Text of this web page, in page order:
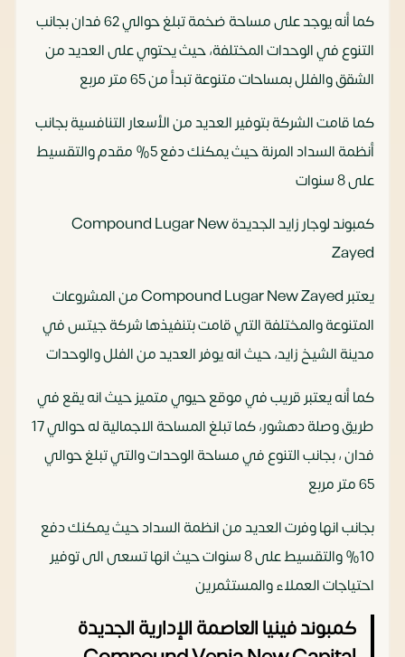
كما أنه يوجد على مساحة ضخمة تبلغ حوالي 62 فدان بجانب
التنوع في الوحدات المختلفة، حيث يحتوي على العديد من
الشقق والفلل بمساحات متنوعة تبدأ من 65 متر مربع
كما قامت الشركة بتوفير العديد من الأسعار التنافسية بجانب
أنظمة السداد المرنة حيث يمكنك دفع 5% مقدم والتقسيط
على 8 سنوات
كمبوند لوجار زايد الجديدة Compound Lugar New
Zayed
يعتبر Compound Lugar New Zayed من المشروعات
المتنوعة والمختلفة التي قامت بتنفيذها شركة جيتس في
مدينة الشيخ زايد، حيث انه يوفر العديد من الفلل والوحدات
كما أنه يعتبر قريب في موقع حيوي متميز حيث انه يقع في
طريق وصلة دهشور، كما تبلغ المساحة الاجمالية له حوالي 17
فدان ، بجانب التنوع في مساحة الوحدات والتي تبلغ حوالي
65 متر مربع
بجانب انها وفرت العديد من انظمة السداد حيث يمكنك دفع
10% والتقسيط على 8 سنوات حيث انها تسعى الى توفير
احتياجات العملاء والمستثمرين
كمبوند فينيا العاصمة الإدارية الجديدة